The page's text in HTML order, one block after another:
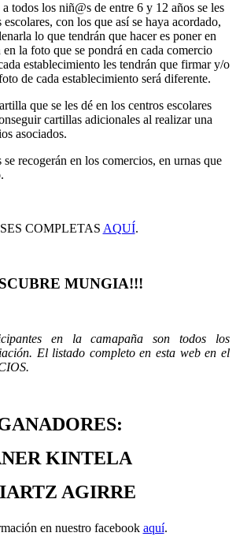
todos los niñ@s de entre 6 y 12 años se les
con los que así se haya acordado,
lo que tendrán que hacer es poner en
la foto que se pondrá en cada comercio
establecimiento les tendrán que firmar y/o
de cada establecimiento será diferente.
que se les dé en los centros escolares
cartillas adicionales al realizar una
asociados.
recogerán en los comercios, en urnas que
COMPLETAS AQUÍ.
MUNGIA!!!
en la camapaña son todos los
El listado completo en esta web en el
KINTELA
AGIRRE
en nuestro facebook aquí.